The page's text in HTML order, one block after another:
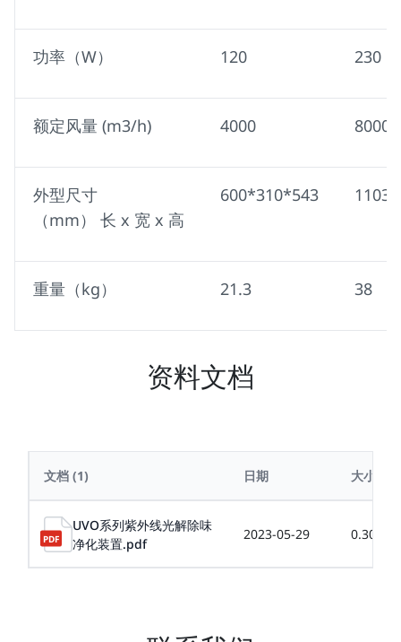
功率（W） 120 230
额定风量 (m3/h) 4000 8000
外型尺寸
（mm） 长 x 宽 x 高
600*310*543
重量（kg） 21.3 38
资料文档
文档 (1) 日期 大小
UVO系列紫外线光解除味
净化装置.pdf
2023-05-29 0.30MB